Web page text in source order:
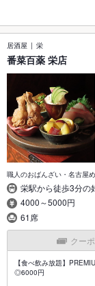
居酒屋 栄
番菜百薬 栄店
職人のおばんざい・名古屋
栄駅から徒歩3分の
4000～5000円
61席
クー
【食べ飲み放題】
◎6000円